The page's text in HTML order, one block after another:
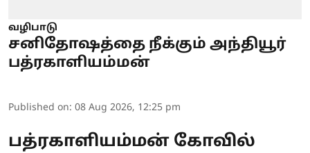
வழிபாடு
சனிதோஷத்தை நீக்கும் அந்தியூர்
பத்ரகாளியம்மன்
Published on: 08 Aug 2026, 12:25 pm
பத்ரகாளியம்மன் கோவில்